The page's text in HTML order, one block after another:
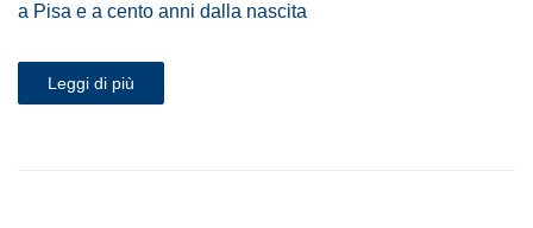
a Pisa e a cento anni dalla nascita
Leggi di più